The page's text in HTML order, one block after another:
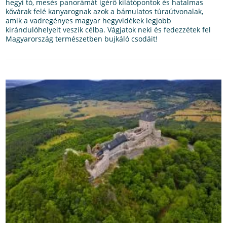
hegyi tó, mesés panorámát ígérő kilátópontok és hatalmas
kővárak felé kanyarognak azok a bámulatos túraútvonalak,
amik a vadregényes magyar hegyvidékek legjobb
kirándulóhelyeit veszik célba. Vágjatok neki és fedezzétek fel
Magyarország természetben bujkáló csodáit!